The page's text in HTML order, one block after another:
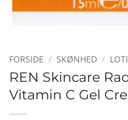
FORSIDE / SKØNHED /
REN Skincare
Vitamin C Gel